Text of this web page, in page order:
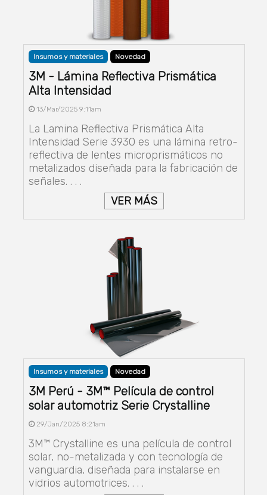
Insumos y materiales Novedad
3M - Lámina Reflectiva Prismática
Alta Intensidad
13/Mar/2025 9:11am
La Lamina Reflectiva Prismática Alta
Intensidad Serie 3930 es una lámina retro-
reflectiva de lentes microprismáticos no
metalizados diseñada para la fabricación de
señales. . . .
VER MÁS
Insumos y materiales Novedad
3M Perú - 3M™ Película de control
solar automotriz Serie Crystalline
29/Jan/2025 8:21am
3M™ Crystalline es una película de control
solar, no-metalizada y con tecnología de
vanguardia, diseñada para instalarse en
vidrios automotrices. . . .